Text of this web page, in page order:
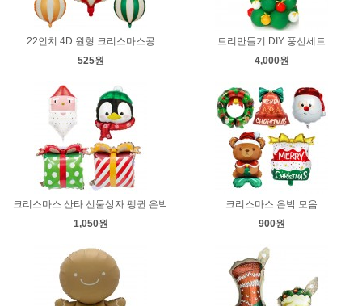
22인치 4D 원형 크리스마스공
525원
트리만들기 DIY 풍선세트
4,000원
크리스마스 산타 선물상자 펭귄 은박
1,050원
크리스마스 은박 모음
900원